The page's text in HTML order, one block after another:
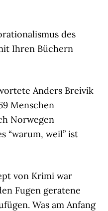
des
Ihren Büchern
Anders Breivik
Menschen
Norwegen
“warum, weil” ist
von Krimi war
Fugen geratene
Was am Anfang